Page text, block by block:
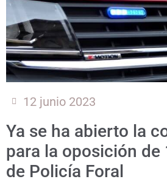
12 junio 2023
Ya se ha abierto la
para la oposición de
de Policía Foral